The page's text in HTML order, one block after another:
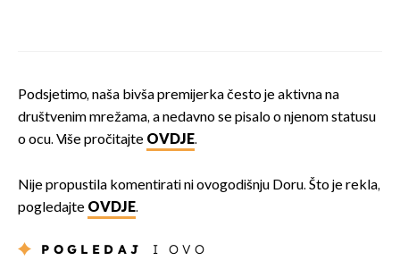
Podsjetimo, naša bivša premijerka često je aktivna na
društvenim mrežama, a nedavno se pisalo o njenom statusu
o ocu. Više pročitajte OVDJE.
Nije propustila komentirati ni ovogodišnju Doru. Što je rekla,
pogledajte OVDJE.
POGLEDAJ I OVO